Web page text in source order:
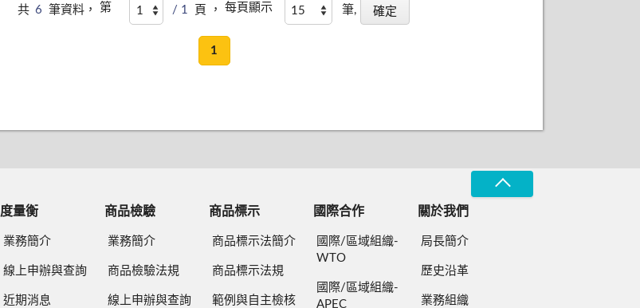
共 6 筆資料， 第 / 1 頁 ， 每頁顯示 筆,
1
度量衡
業務簡介
線上申辦與查詢
近期消息
商品檢驗
業務簡介
商品檢驗法規
線上申辦與查詢
商品標示
商品標示法簡介
商品標示法規
範例與自主檢核
國際合作
國際/區域組織-
WTO
國際/區域組織-
APEC
關於我們
局長簡介
歷史沿革
業務組織